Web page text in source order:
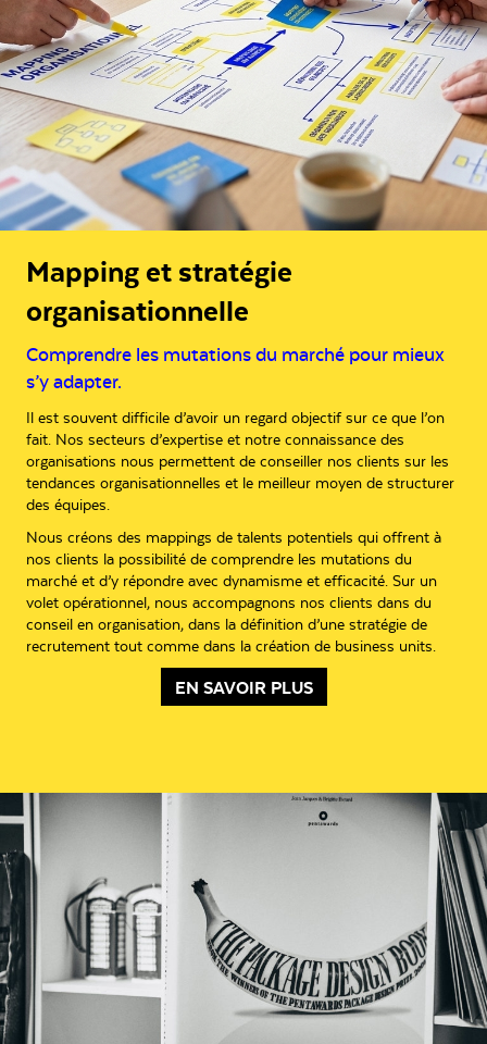
Mapping et stratégie
organisationnelle
Comprendre les mutations du marché pour mieux
s’y adapter.
Il est souvent difficile d’avoir un regard objectif sur ce que l’on
fait. Nos secteurs d’expertise et notre connaissance des
organisations nous permettent de conseiller nos clients sur les
tendances organisationnelles et le meilleur moyen de structurer
des équipes.
Nous créons des mappings de talents potentiels qui offrent à
nos clients la possibilité de comprendre les mutations du
marché et d’y répondre avec dynamisme et efficacité. Sur un
volet opérationnel, nous accompagnons nos clients dans du
conseil en organisation, dans la définition d’une stratégie de
recrutement tout comme dans la création de business units.
EN SAVOIR PLUS